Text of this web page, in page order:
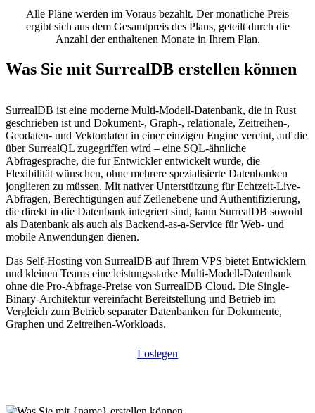
Alle Pläne werden im Voraus bezahlt. Der monatliche Preis
ergibt sich aus dem Gesamtpreis des Plans, geteilt durch die
Anzahl der enthaltenen Monate in Ihrem Plan.
Was Sie mit SurrealDB erstellen können
SurrealDB ist eine moderne Multi-Modell-Datenbank, die in Rust
geschrieben ist und Dokument-, Graph-, relationale, Zeitreihen-,
Geodaten- und Vektordaten in einer einzigen Engine vereint, auf die
über SurrealQL zugegriffen wird – eine SQL-ähnliche
Abfragesprache, die für Entwickler entwickelt wurde, die
Flexibilität wünschen, ohne mehrere spezialisierte Datenbanken
jonglieren zu müssen. Mit nativer Unterstützung für Echtzeit-Live-
Abfragen, Berechtigungen auf Zeilenebene und Authentifizierung,
die direkt in die Datenbank integriert sind, kann SurrealDB sowohl
als Datenbank als auch als Backend-as-a-Service für Web- und
mobile Anwendungen dienen.
Das Self-Hosting von SurrealDB auf Ihrem VPS bietet Entwicklern
und kleinen Teams eine leistungsstarke Multi-Modell-Datenbank
ohne die Pro-Abfrage-Preise von SurrealDB Cloud. Die Single-
Binary-Architektur vereinfacht Bereitstellung und Betrieb im
Vergleich zum Betrieb separater Datenbanken für Dokumente,
Graphen und Zeitreihen-Workloads.
Loslegen